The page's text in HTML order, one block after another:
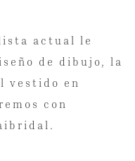
actual le
de dibujo, la
vestido en
con